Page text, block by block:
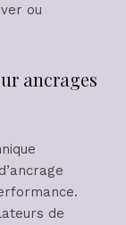
ou
ancrages
de